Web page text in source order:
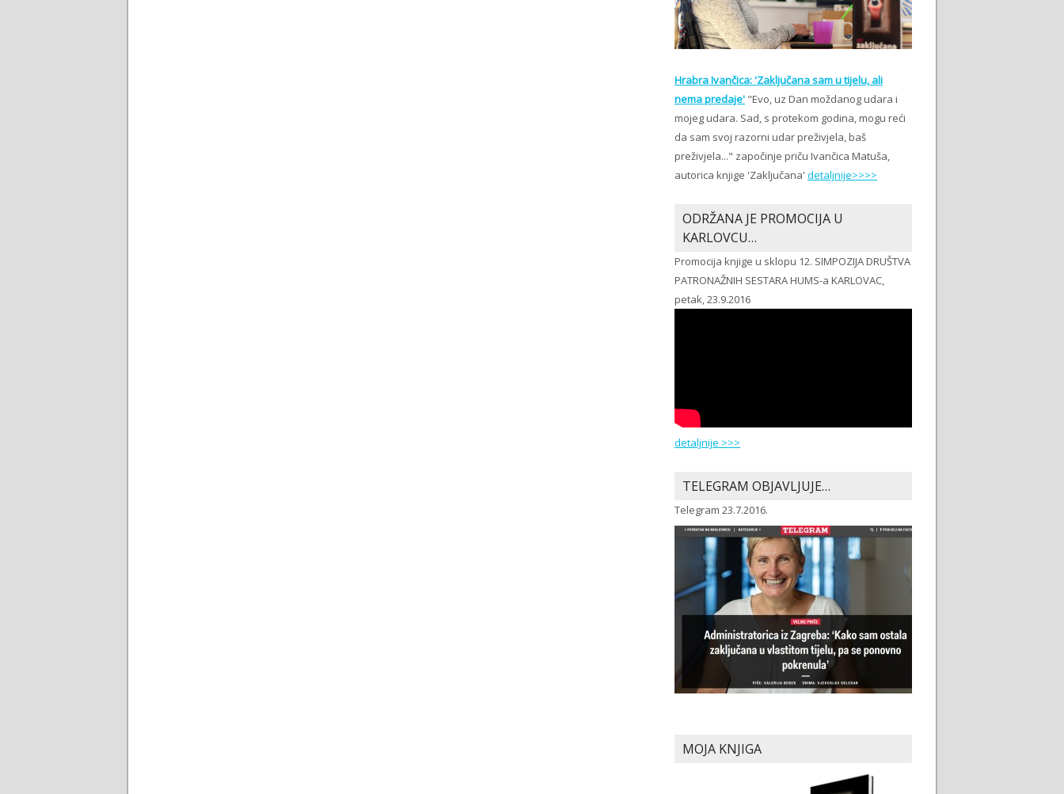
Hrabra Ivančica: 'Zaključana sam u tijelu, ali
nema predaje' "Evo, uz Dan moždanog udara i
mojeg udara. Sad, s protekom godina, mogu reći
da sam svoj razorni udar preživjela, baš
preživjela..." započinje priču Ivančica Matuša,
autorica knjige 'Zaključana' detaljnije>>>>
ODRŽANA JE PROMOCIJA U
KARLOVCU…
Promocija knjige u sklopu 12. SIMPOZIJA DRUŠTVA
PATRONAŽNIH SESTARA HUMS-a KARLOVAC,
petak, 23.9.2016
detaljnije >>>
TELEGRAM OBJAVLJUJE…
Telegram 23.7.2016.
MOJA KNJIGA